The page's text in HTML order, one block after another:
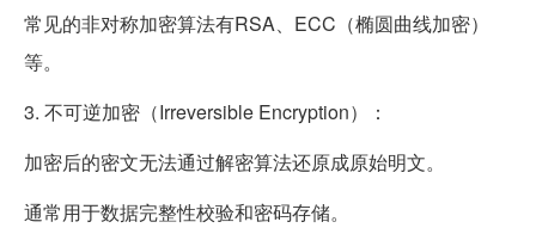
常见的非对称加密算法有RSA、ECC（椭圆曲线加密）
等。
3. 不可逆加密（Irreversible Encryption）：
加密后的密文无法通过解密算法还原成原始明文。
通常用于数据完整性校验和密码存储。